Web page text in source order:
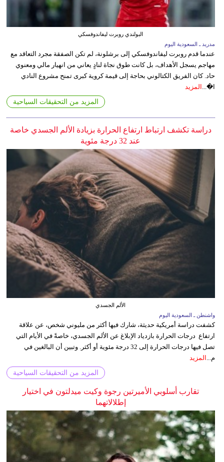
البولندي روبرت ليفاندوفسكي
مدريد ـ السعودية اليوم
عندما قدم روبرت ليفاندوفسكي إلى برشلونة، لم تكن الصفقة مجرد التعاقد مع
مهاجم يسجل الأهداف، بل كانت طوق نجاة لنادٍ يعاني من انهيار مالي ومعنوي
حاد. كان الفريق الكتالوني بحاجة إلى قيمة كروية كبرى تمنح مشروع النادي
ا�... المزيد
المزيد من التحقيقات السياحية
دراسة تكشف ارتباط ارتفاع الحرارة بزيادة الألم الجسدي خاصة
عند 32 درجة مئوية
الألم الجسدي
واشنطن ـ السعودية اليوم
كشفت دراسة أمريكية حديثة، شارك فيها أكثر من مليوني شخص، عن علاقة
ارتفاع درجات الحرارة بازدياد الإبلاغ عن الألم الجسدي، خاصةً في الأيام التي
تصل فيها درجات الحرارة إلى 32 درجة مئوية أو أكثر. وتبين أن البالغين في
م...
المزيد
المزيد من التحقيقات السياحية
تقارب أسلوبي الأميرتين رجوة وكيت ميدلتون في اختيار
إطلالاتهما